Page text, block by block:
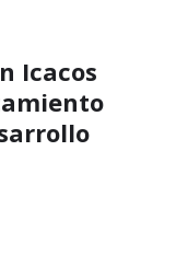
Icacos